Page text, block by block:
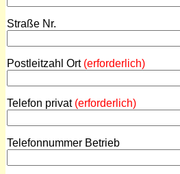
Straße Nr.
Postleitzahl Ort (erforderlich)
Telefon privat (erforderlich)
Telefonnummer Betrieb